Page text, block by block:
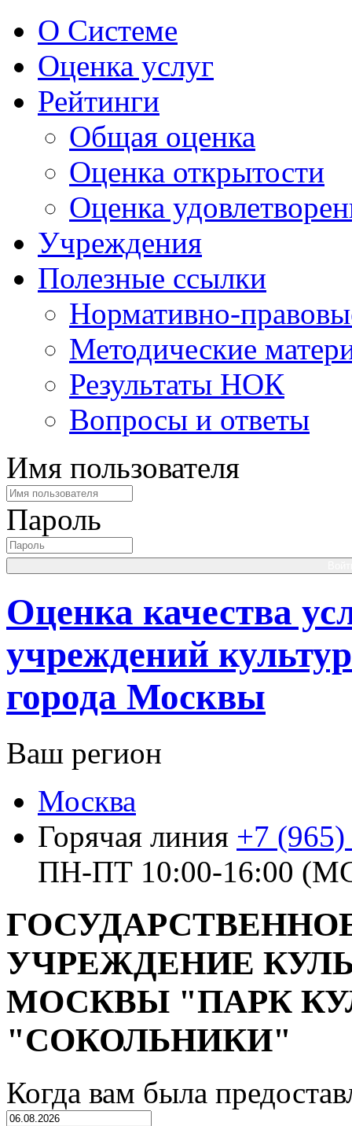
О Системе
Оценка услуг
Рейтинги
Общая оценка
Оценка открытости
Оценка
Учреждения
Полезные ссылки
Нормативно-
Методические
Результаты НОК
Вопросы и ответы
Имя пользователя
Пароль
Оценка качества
учреждений
города Москвы
Ваш регион
Москва
Горячая линия +7
ПН-ПТ 10:00-16:00
УЧРЕЖДЕНИЕ
МОСКВЫ "ПАРК
"СОКОЛЬНИКИ"
Когда вам была